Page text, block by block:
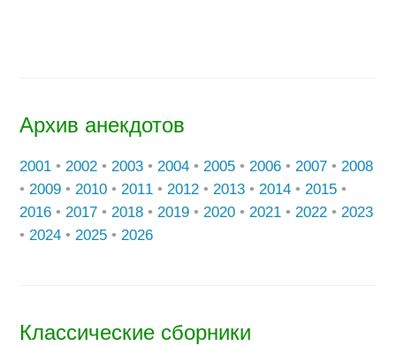
Архив анекдотов
2001 • 2002 • 2003 • 2004 • 2005 • 2006 • 2007 • 2008
• 2009 • 2010 • 2011 • 2012 • 2013 • 2014 • 2015 •
2016 • 2017 • 2018 • 2019 • 2020 • 2021 • 2022 • 2023
• 2024 • 2025 • 2026
Классические сборники